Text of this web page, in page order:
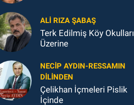
ALI RIZA ŞABAŞ
Terk Edilmiş Köy Okulları
Üzerine
NECIP AYDIN-RESSAMIN
DILINDEN
Çelikhan İçmeleri Pislik
İçinde